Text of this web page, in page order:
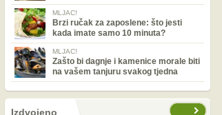
MLJAC!
Brzi ručak za zaposlene: što jesti
kada imate samo 10 minuta?
MLJAC!
Zašto bi dagnje i kamenice morale biti
na vašem tanjuru svakog tjedna
stranice
Izdvojeno